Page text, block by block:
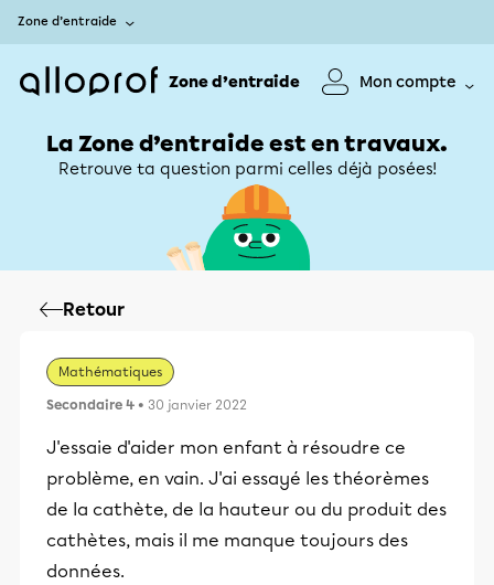
Zone d’entraide
Zone d’entraide Mon compte
La Zone d’entraide est en travaux.
Retrouve ta question parmi celles déjà posées!
Retour
Mathématiques
Secondaire 4 • 30 janvier 2022
J'essaie d'aider mon enfant à résoudre ce
problème, en vain. J'ai essayé les théorèmes
de la cathète, de la hauteur ou du produit des
cathètes, mais il me manque toujours des
données.